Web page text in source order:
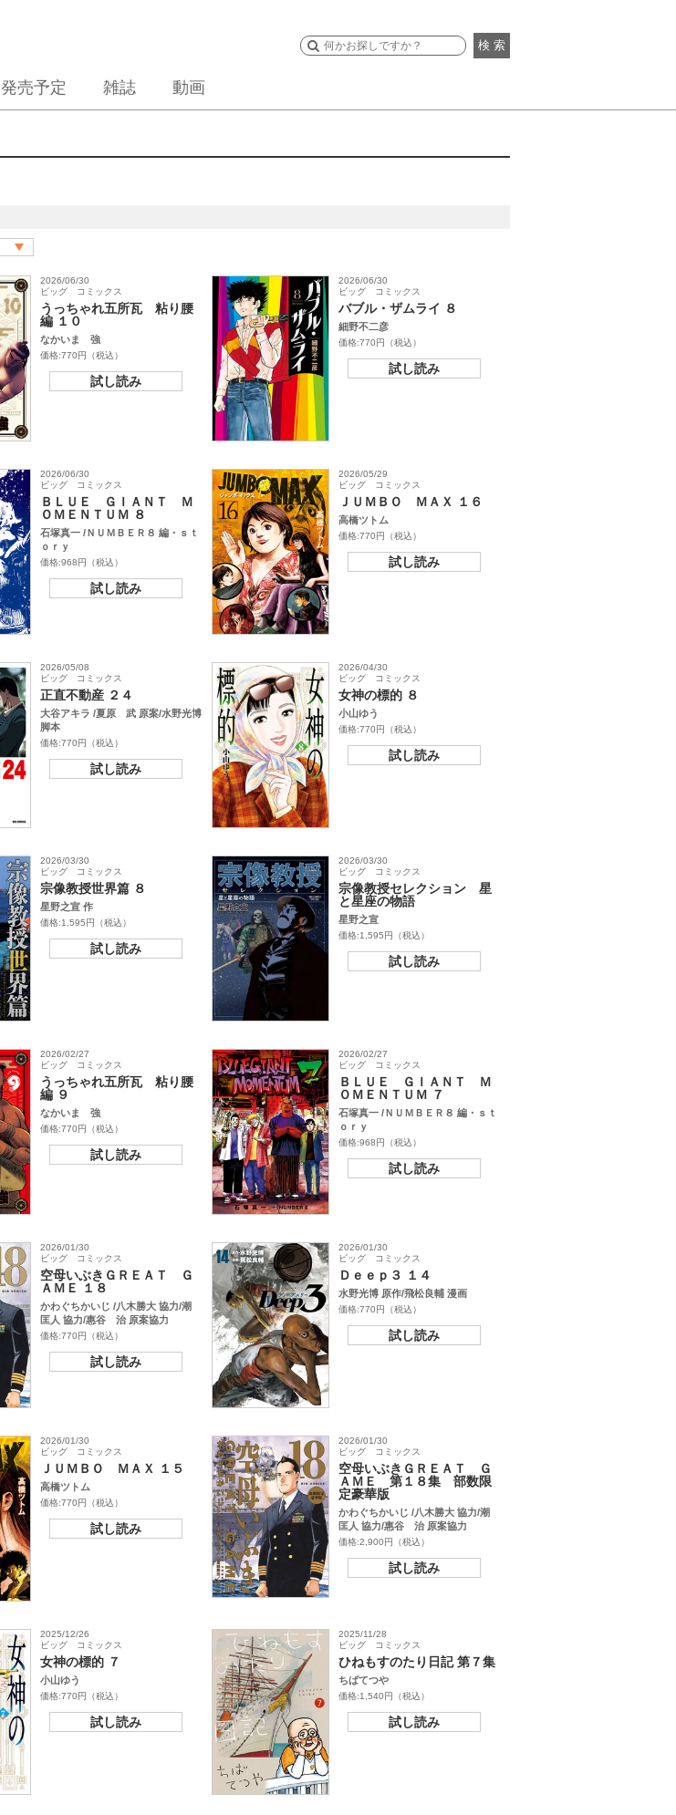
検 索
発売予定 雑誌 動画
2026/06/30
ビッグ コミックス
うっちゃれ五所瓦 粘り腰
編 １０
なかいま 強
価格:770円（税込）
試し読み
2026/06/30
ビッグ コミックス
バブル・ザムライ ８
細野不二彦
価格:770円（税込）
試し読み
2026/06/30
ビッグ コミックス
ＢＬＵＥ ＧＩＡＮＴ Ｍ
ＯＭＥＮＴＵＭ ８
石塚真一 /ＮＵＭＢＥＲ８ 編・ｓｔ
ｏｒｙ
価格:968円（税込）
試し読み
2026/05/29
ビッグ コミックス
ＪＵＭＢＯ ＭＡＸ １６
高橋ツトム
価格:770円（税込）
試し読み
2026/05/08
ビッグ コミックス
正直不動産 ２４
大谷アキラ /夏原 武 原案/水野光博
脚本
価格:770円（税込）
試し読み
2026/04/30
ビッグ コミックス
女神の標的 ８
小山ゆう
価格:770円（税込）
試し読み
2026/03/30
ビッグ コミックス
宗像教授世界篇 ８
星野之宣 作
価格:1,595円（税込）
試し読み
2026/03/30
ビッグ コミックス
宗像教授セレクション 星
と星座の物語
星野之宣
価格:1,595円（税込）
試し読み
2026/02/27
ビッグ コミックス
うっちゃれ五所瓦 粘り腰
編 ９
なかいま 強
価格:770円（税込）
試し読み
2026/02/27
ビッグ コミックス
ＢＬＵＥ ＧＩＡＮＴ Ｍ
ＯＭＥＮＴＵＭ ７
石塚真一 /ＮＵＭＢＥＲ８ 編・ｓｔ
ｏｒｙ
価格:968円（税込）
試し読み
2026/01/30
ビッグ コミックス
空母いぶきＧＲＥＡＴ Ｇ
ＡＭＥ １８
かわぐちかいじ /八木勝大 協力/潮
匡人 協力/惠谷 治 原案協力
価格:770円（税込）
試し読み
2026/01/30
ビッグ コミックス
Ｄｅｅｐ３ １４
水野光博 原作/飛松良輔 漫画
価格:770円（税込）
試し読み
2026/01/30
ビッグ コミックス
ＪＵＭＢＯ ＭＡＸ １５
高橋ツトム
価格:770円（税込）
試し読み
2026/01/30
ビッグ コミックス
空母いぶきＧＲＥＡＴ Ｇ
ＡＭＥ 第１８集 部数限
定豪華版
かわぐちかいじ /八木勝大 協力/潮
匡人 協力/惠谷 治 原案協力
価格:2,900円（税込）
試し読み
2025/12/26
ビッグ コミックス
女神の標的 ７
小山ゆう
価格:770円（税込）
試し読み
2025/11/28
ビッグ コミックス
ひねもすのたり日記 第７集
ちばてつや
価格:1,540円（税込）
試し読み